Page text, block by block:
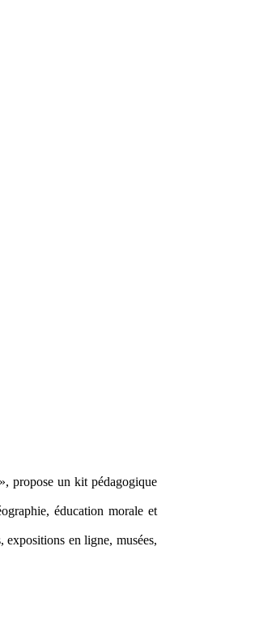
propose un kit pédagogique
éducation morale et
expositions en ligne, musées,